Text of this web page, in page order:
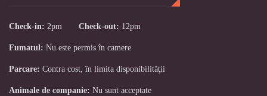
Check-in: 2pm Check-out: 12pm
Fumatul: Nu este permis în camere
Parcare: Contra cost, în limita disponibilităţii
Animale de companie: Nu sunt acceptate